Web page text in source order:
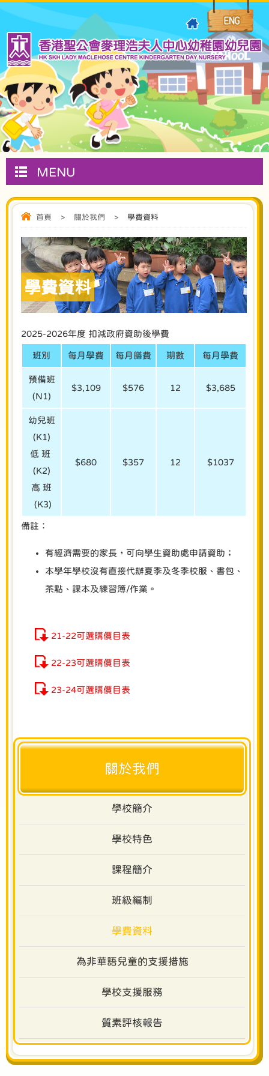
MENU
首頁 > 關於我們 > 學費資料
學費資料
2025-2026年度 扣減政府資助後學費
班別 每月學費 每月膳費 期數 每月學費
預備班
(N1)
$3,109 $576 12 $3,685
幼兒班
(K1)
低 班
(K2)
高 班
(K3)
$680 $357 12 $1037
備註：
有經濟需要的家長，可向學生資助處申請資助；
本學年學校沒有直接代辦夏季及冬季校服、書包、
茶點、課本及練習簿/作業。
21-22可選購價目表
22-23可選購價目表
23-24可選購價目表
關於我們
學校簡介
學校特色
課程簡介
班級編制
學費資料
為非華語兒童的支援措施
學校支援服務
質素評核報告